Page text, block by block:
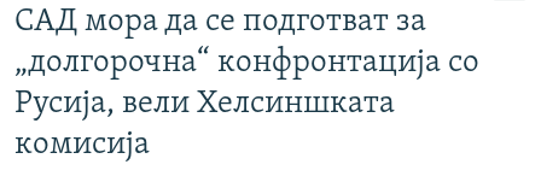
главната
навигација
Премини
на
пребарување
ВЕСТИ
ШТО ТРЕБА ДА ЗНАЕТЕ
ПРИЈАВИ СЕ ЗА ЊУЗЛЕТЕР
ПОДКАСТ ЗОШТО?
САД мора да се подготват за
„долгорочна“ конфронтација со
Русија, вели Хелсиншката
комисија